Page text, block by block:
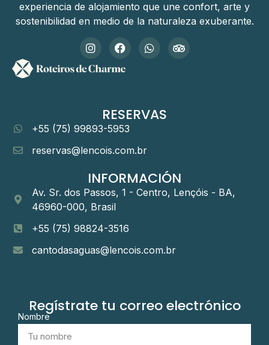
experiencia de alojamiento que une confort, arte y
sostenibilidad en medio de la naturaleza exuberante.
RESERVAS
+55 (75) 99893-5953
reservas@lencois.com.br
INFORMACIÓN
Av. Sr. dos Passos, 1 - Centro, Lençóis - BA,
46960-000, Brasil
+55 (75) 98824-3516
cantodasaguas@lencois.com.br
Regístrate tu correo electrónico
Nombre